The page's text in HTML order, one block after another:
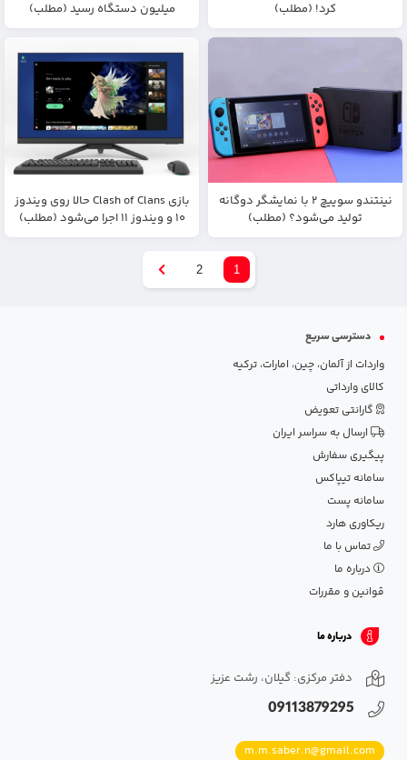
کرد! (مطلب)
میلیون دستگاه رسید (مطلب)
نینتندو سوییچ ۲ با نمایشگر دوگانه
تولید می‌شود؟ (مطلب)
بازی Clash of Clans حالا روی ویندوز
۱۰ و ویندوز ۱۱ اجرا می‌شود (مطلب)
1
2
دسترسی سریع
واردات از آلمان، چین، امارات، ترکیه
کالای وارداتی
گارانتی تعویض
ارسال به سراسر ایران
پیگیری سفارش
سامانه تیپاکس
سامانه پست
ریکاوری هارد
تماس با ما
درباره ما
قوانین و مقررات
درباره ما
دفتر مرکزی: گیلان، رشت عزیز
09113879295
m.m.saber.n@gmail.com